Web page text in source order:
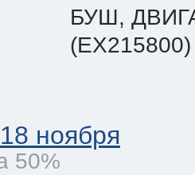
БУШ,
(EX215800)
ноября
50%